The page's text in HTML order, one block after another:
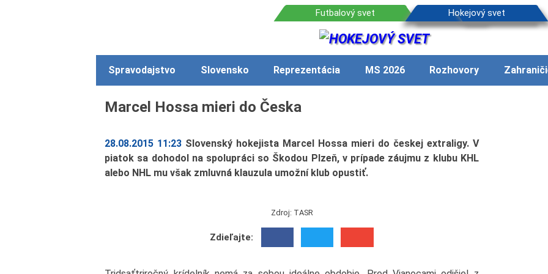
Spravodajstvo Slovensko Reprezentácia MS 2026 Rozhovory
Marcel Hossa mieri do Česka
28.08.2015 11:23 Slovenský hokejista Marcel Hossa mieri do českej extraligy. V
piatok sa dohodol na spolupráci so Škodou Plzeň, v prípade záujmu z klubu KHL
alebo NHL mu však zmluvná klauzula umožní klub opustiť.
Zdroj: TASR
Zdieľajte: